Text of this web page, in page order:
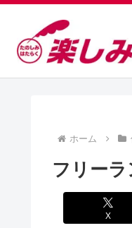
ホーム
フリーラ
X